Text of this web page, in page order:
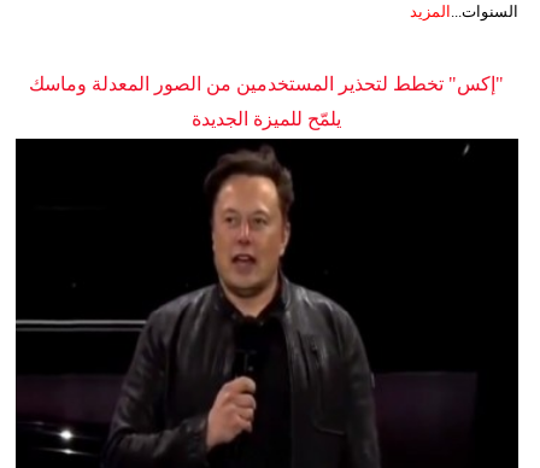
السنوات...
المزيد
"إكس" تخطط لتحذير المستخدمين من الصور المعدلة وماسك
يلمّح للميزة الجديدة